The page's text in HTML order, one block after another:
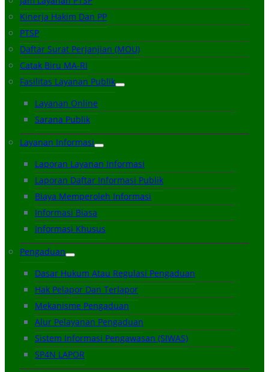
Kinerja Hakim Dan PP
PTSP
Daftar Surat Perjanjian (MOU)
Catak Biru MA-RI
Fasilitas Layanan Publik
Layanan Online
Sarana Publik
Layanan Informasi
Laporan Layanan Informasi
Laporan Daftar Informasi Publik
Biaya Memperoleh Informasi
Informasi Biasa
Informasi Khusus
Pengaduan
Dasar Hukum Atau Regulasi Pengaduan
Hak Pelapor Dan Terlapor
Mekanisme Pengaduan
Alur Pelayanan Pengaduan
Sistem Informasi Pengawasan (SIWAS)
SP4N LAPOR